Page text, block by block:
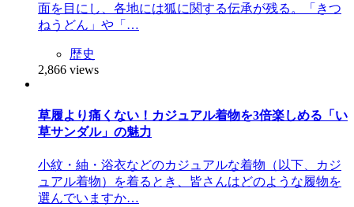
面を目にし、各地には狐に関する伝承が残る。「きつ
ねうどん」や「…
歴史
2,866 views
草履より痛くない！カジュアル着物を3倍楽しめる「い
草サンダル」の魅力
小紋・紬・浴衣などのカジュアルな着物（以下、カジ
ュアル着物）を着るとき、皆さんはどのような履物を
選んでいますか…